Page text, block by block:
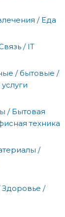
/ Еда
/ IT
/ бытовые /
/ Бытовая
техника
/
/